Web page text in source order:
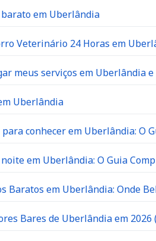
em Uberlândia
Veterinário 24 Horas em
meus serviços em Uberlândia e
Uberlândia
para conhecer em Uberlândia: O
em Uberlândia: O Guia
Baratos em Uberlândia: Onde
Bares de Uberlândia em 2026